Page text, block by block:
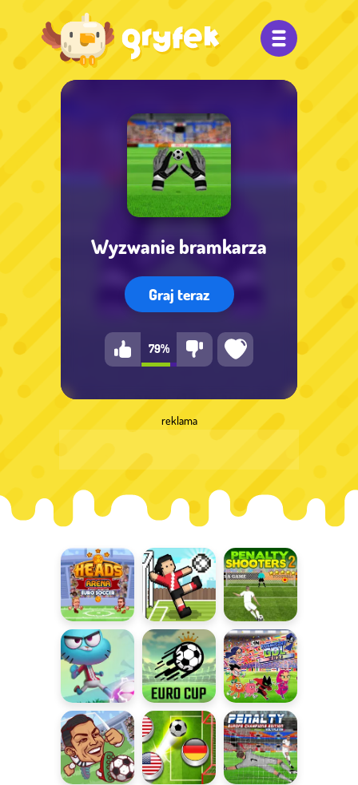
Wyzwanie bramkarza
Graj teraz
79%
reklama
Piłka nożna
głowami
Soccer
Random
Penalty
Shooters 2
Puchar
Cartoona
Euro Cup
Kosmiczny
Gol